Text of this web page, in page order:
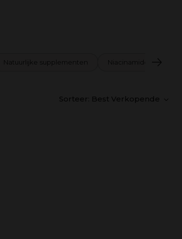
Natuurlijke supplementen Niacinamide
Sorteer: Best Verkopende